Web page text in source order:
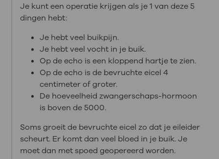
Je kunt een operatie krijgen als je 1 van deze 5
dingen hebt:
Je hebt veel buikpijn.
Je hebt veel vocht in je buik.
Op de echo is een kloppend hartje te zien.
Op de echo is de bevruchte eicel 4
centimeter of groter.
De hoeveelheid zwangerschaps-hormoon
is boven de 5000.
Soms groeit de bevruchte eicel zo dat je eileider
scheurt. Er komt dan veel bloed in je buik. Je
moet dan met spoed geopereerd worden.